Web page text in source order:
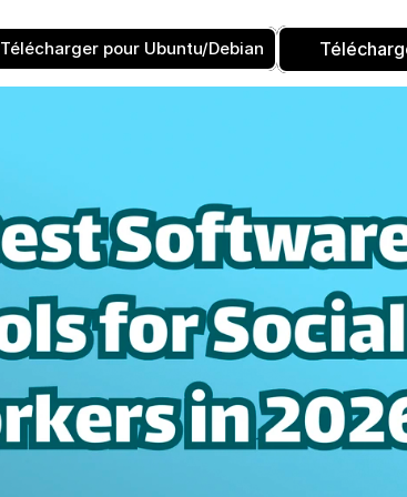
Télécharger pour Ubuntu/Debian